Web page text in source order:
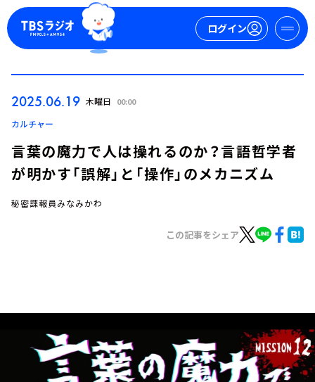
ログイン
イベント・グッズ
YouTube
会社情報
2025.06.19 木曜日 00:00
カルチャー
言葉の魔力で人は操れるのか？言語哲学者
が明かす「誤解」と「操作」のメカニズム
秘密諜報員みなみかわ
この記事をシェア